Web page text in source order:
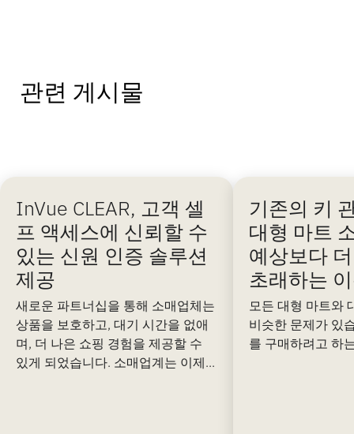
관련 게시물
InVue CLEAR, 고객 셀
프 액세스에 신뢰할 수
있는 신원 인증 솔루션
제공
새로운 파트너십을 통해 소매업체는
상품을 보호하고, 대기 시간을 없애
며, 더 나은 쇼핑 경험을 제공할 수
있게 되었습니다. 소매업계는 이제...
기존의 키
대형 마트
예상보다
초래하는
모든 대형 마트와
비슷한 문제가 있
를 구매하려고 하